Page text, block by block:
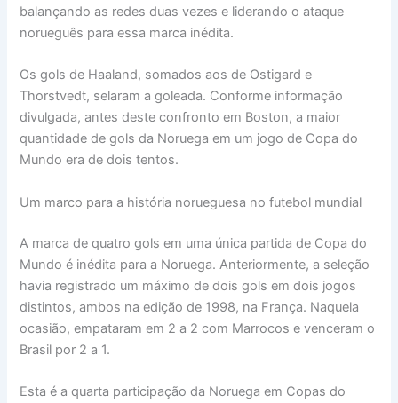
balançando as redes duas vezes e liderando o ataque
norueguês para essa marca inédita.
Os gols de Haaland, somados aos de Ostigard e
Thorstvedt, selaram a goleada. Conforme informação
divulgada, antes deste confronto em Boston, a maior
quantidade de gols da Noruega em um jogo de Copa do
Mundo era de dois tentos.
Um marco para a história norueguesa no futebol mundial
A marca de quatro gols em uma única partida de Copa do
Mundo é inédita para a Noruega. Anteriormente, a seleção
havia registrado um máximo de dois gols em dois jogos
distintos, ambos na edição de 1998, na França. Naquela
ocasião, empataram em 2 a 2 com Marrocos e venceram o
Brasil por 2 a 1.
Esta é a quarta participação da Noruega em Copas do